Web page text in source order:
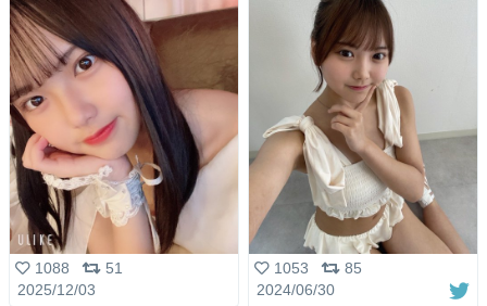
1088
51
2025/12/03
1053
85
2024/06/30